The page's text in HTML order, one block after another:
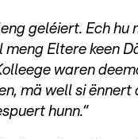
geléiert. Ech
Eltere keen
waren
mä well si ënnert
hunn.“